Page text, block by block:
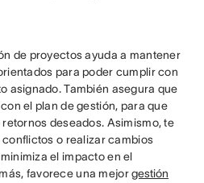
de proyectos ayuda a mantener
para poder cumplir con
asignado. También asegura que
el plan de gestión, para que
deseados. Asimismo, te
o realizar cambios
el impacto en el
favorece una mejorgestión